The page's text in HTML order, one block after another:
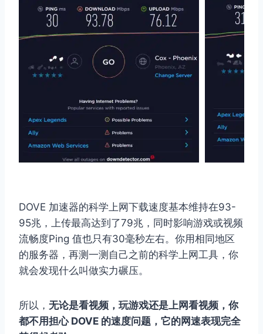
DOVE 加速器的科学上网下载速度基本维持在93-
95兆，上传最高达到了79兆，同时影响游戏或视频
流畅度Ping 值也只有30毫秒左右。你用相同地区
的服务器，再测一测自己之前的科学上网工具，你
就会发现什么叫做实力碾压。
所以， 无论是看视频，玩游戏还是上网看视频，你
都不用担心 DOVE 的速度问题，它的网速表现完全